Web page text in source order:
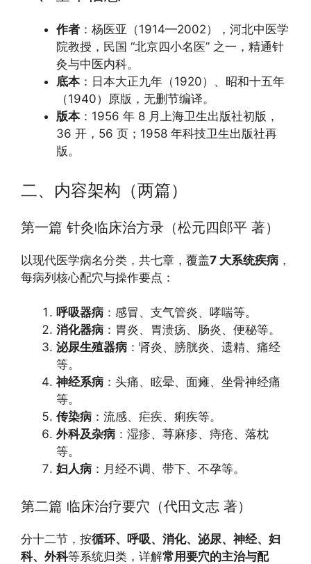
作者 ：杨医亚（1914—2002），河北中医学
院教授，民国 “北京四小名医” 之一，精通针
灸与中医内科。
底本：日本大正九年（1920）、昭和十五年
（1940）原版，无删节编译。
版本：1956 年 8 月上海卫生出版社初版，
36 开，56 页；1958 年科技卫生出版社再
版。
二、内容架构（两篇）
第一篇 针灸临床治方录（松元四郎平 著）
以现代医学病名分类，共七章，覆盖7 大系统疾病 ，
每病列核心配穴与操作要点：
呼吸器病 ：感冒、支气管炎、哮喘等。
消化器病 ：胃炎、胃溃疡、肠炎、便秘等。
泌尿生殖器病 ：肾炎、膀胱炎、遗精、痛经
等。
神经系病 ：头痛、眩晕、面瘫、坐骨神经痛
等。
传染病 ：流感、疟疾、痢疾等。
外科及杂病 ：湿疹、荨麻疹、痔疮、落枕
等。
妇人病 ：月经不调、带下、不孕等。
第二篇 临床治疗要穴（代田文志 著）
分十二节，按循环、呼吸、消化、泌尿、神经、妇
科、外科等系统归类，详解常用要穴的主治与配